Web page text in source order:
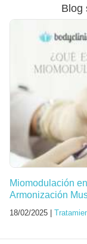
Blog
Miomodulación
Armonización
18/02/2025 |